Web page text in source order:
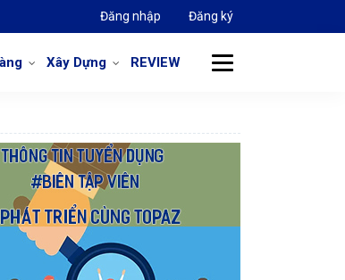
Đăng nhập Đăng ký
Xây Dựng REVIEW